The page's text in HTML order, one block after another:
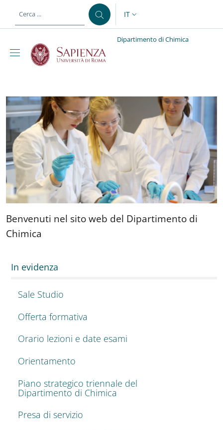
al contenuto principale
SELETTORE LINGUA:
IT
Dipartimento di Chimica
Benvenuti nel sito web
Benvenuti nel sito web del Dipartimento di
Chimica
In evidenza
Sale Studio
Offerta formativa
Orario lezioni e date esami
Orientamento
Piano strategico triennale del
Dipartimento di Chimica
Presa di servizio